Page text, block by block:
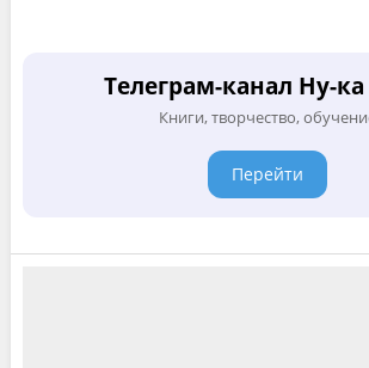
Телеграм-канал Ну-
Книги, творчество,
Перейти